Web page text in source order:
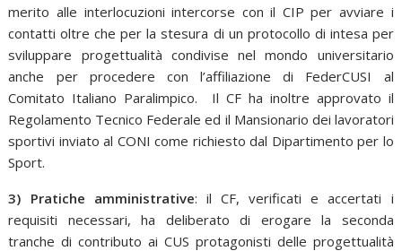
merito alle interlocuzioni intercorse con il CIP per avviare i
contatti oltre che per la stesura di un protocollo di intesa per
sviluppare progettualità condivise nel mondo universitario
anche per procedere con l’affiliazione di FederCUSI al
Comitato Italiano Paralimpico. Il CF ha inoltre approvato il
Regolamento Tecnico Federale ed il Mansionario dei lavoratori
sportivi inviato al CONI come richiesto dal Dipartimento per lo
Sport.
3) Pratiche amministrative: il CF, verificati e accertati i
requisiti necessari, ha deliberato di erogare la seconda
tranche di contributo ai CUS protagonisti delle progettualità